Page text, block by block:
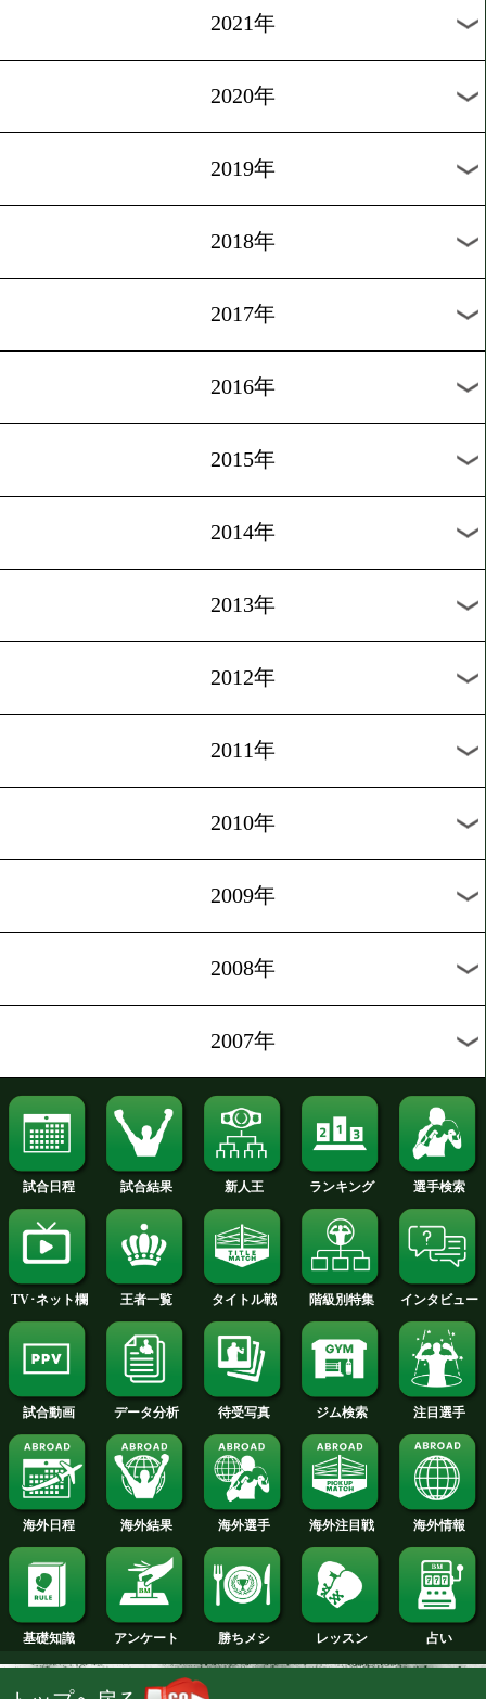
過去のニュース
2025年
2024年
2023年
2022年
2021年
2020年
2018年
2017年
2016年
2015年
2014年
2013年
2012年
2011年
2010年